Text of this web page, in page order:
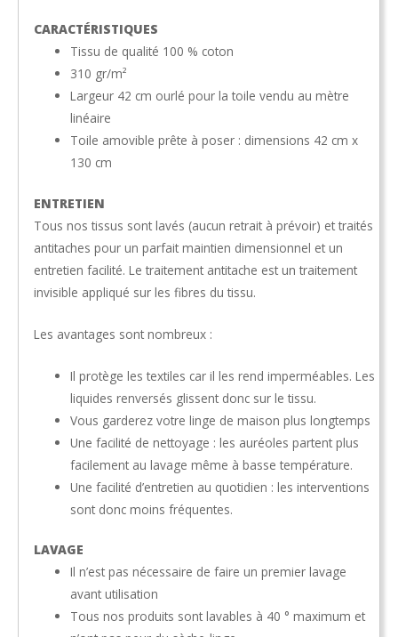
CARACTÉRISTIQUES
Tissu de qualité 100 % coton
310 gr/m²
Largeur 42 cm ourlé pour la toile vendu au mètre
linéaire
Toile amovible prête à poser : dimensions 42 cm x
130 cm
ENTRETIEN
Tous nos tissus sont lavés (aucun retrait à prévoir) et traités
antitaches pour un parfait maintien dimensionnel et un
entretien facilité. Le traitement antitache est un traitement
invisible appliqué sur les fibres du tissu.
Les avantages sont nombreux :
Il protège les textiles car il les rend imperméables. Les
liquides renversés glissent donc sur le tissu.
Vous garderez votre linge de maison plus longtemps
Une facilité de nettoyage : les auréoles partent plus
facilement au lavage même à basse température.
Une facilité d’entretien au quotidien : les interventions
sont donc moins fréquentes.
LAVAGE
Il n’est pas nécessaire de faire un premier lavage
avant utilisation
Tous nos produits sont lavables à 40 ° maximum et